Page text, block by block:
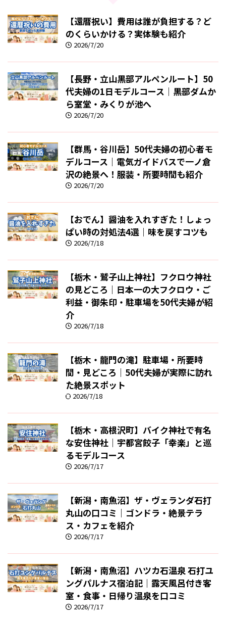
【還暦祝い】費用は誰が負担する？ど
のくらいかける？実体験も紹介
2026/7/20
【長野・立山黒部アルペンルート】50
代夫婦の1日モデルコース｜黒部ダムか
ら室堂・みくりが池へ
2026/7/20
【群馬・谷川岳】50代夫婦の初心者モ
デルコース｜電気ガイドバスで一ノ倉
沢の絶景へ！服装・所要時間も紹介
2026/7/20
【おでん】醤油を入れすぎた！しょっ
ぱい時の対処法4選｜味を戻すコツも
2026/7/18
【栃木・鷲子山上神社】フクロウ神社
の見どころ｜日本一の大フクロウ・ご
利益・御朱印・駐車場を50代夫婦が紹
介
2026/7/18
【栃木・龍門の滝】駐車場・所要時
間・見どころ｜50代夫婦が実際に訪れ
た絶景スポット
2026/7/18
【栃木・高根沢町】バイク神社で有名
な安住神社｜宇都宮餃子「幸楽」と巡
るモデルコース
2026/7/17
【新潟・南魚沼】ザ・ヴェランダ石打
丸山の口コミ｜ゴンドラ・絶景テラ
ス・カフェを紹介
2026/7/17
【新潟・南魚沼】ハツカ石温泉 石打ユ
ングパルナス宿泊記｜露天風呂付き客
室・食事・日帰り温泉を口コミ
2026/7/17